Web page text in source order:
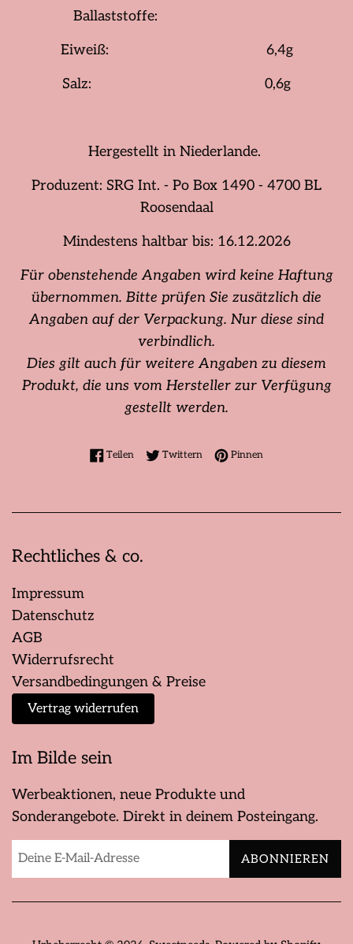
Ballaststoffe:
Eiweiß: 6,4g
Salz: 0,6g
Hergestellt in Niederlande.
Produzent: SRG Int. - Po Box 1490 - 4700 BL
Roosendaal
Mindestens haltbar bis: 16.12.2026
Für obenstehende Angaben wird keine Haftung
übernommen. Bitte prüfen Sie zusätzlich die
Angaben auf der Verpackung. Nur diese sind
verbindlich.
Dies gilt auch für weitere Angaben zu diesem
Produkt, die uns vom Hersteller zur Verfügung
gestellt werden.
TeilenAuf Facebook teilen
TwitternAuf Twitter twittern
PinnenAuf Pinterest
Rechtliches & co.
Impressum
Datenschutz
AGB
Widerrufsrecht
Versandbedingungen & Preise
Vertrag widerrufen
Im Bilde sein
Werbeaktionen, neue Produkte und
Sonderangebote. Direkt in deinem Posteingang.
ABONNIEREN